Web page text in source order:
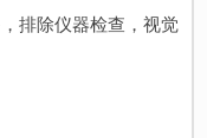
排除仪器检查，视觉